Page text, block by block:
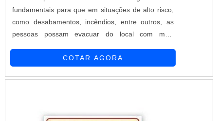
fundamentais para que em situações de alto risco,
como desabamentos, incêndios, entre outros, as
pessoas possam evacuar do local com mais
obrigatório em ambientes diversos, entre eles:
COTAR AGORA